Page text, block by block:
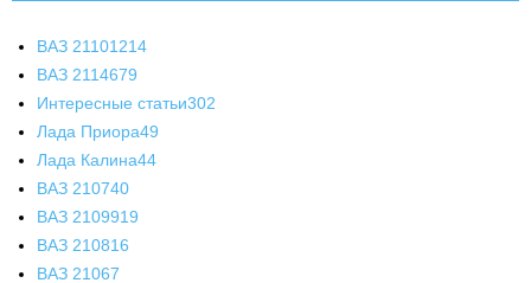
ВАЗ 21101214
ВАЗ 2114679
Интересные статьи302
Лада Приора49
Лада Калина44
ВАЗ 210740
ВАЗ 2109919
ВАЗ 210816
ВАЗ 21067